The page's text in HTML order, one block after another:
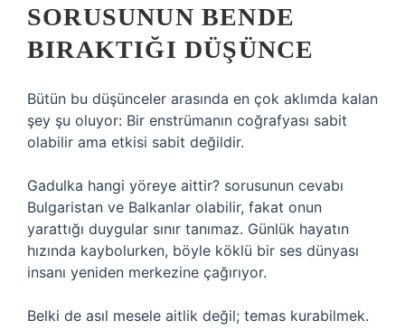
SORUSUNUN BENDE
BIRAKTIĞI DÜŞÜNCE
Bütün bu düşünceler arasında en çok aklımda kalan
şey şu oluyor: Bir enstrümanın coğrafyası sabit
olabilir ama etkisi sabit değildir.
Gadulka hangi yöreye aittir? sorusunun cevabı
Bulgaristan ve Balkanlar olabilir, fakat onun
yarattığı duygular sınır tanımaz. Günlük hayatın
hızında kaybolurken, böyle köklü bir ses dünyası
insanı yeniden merkezine çağırıyor.
Belki de asıl mesele aitlik değil; temas kurabilmek.